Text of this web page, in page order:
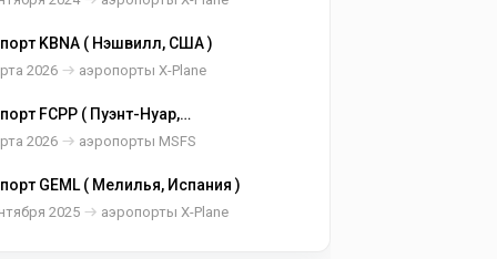
KBNA ( Нэшвилл, США )
2026 аэропорты X-Plane
FCPP ( Пуэнт-Нуар,
Конго )
2026 аэропорты MSFS
GEML ( Мелилья, Испания )
2025 аэропорты X-Plane